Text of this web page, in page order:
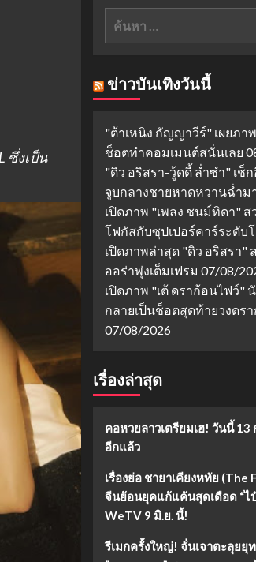
ซึ่งเป็น
ค้นหา
ข่าวบันเทิงวันนี้
"ต้าเหนิง กัญญาวีร์" เผยภ
ช็อตทำคอมเมนต์สนั่นเลย
"ดิว อริสรา-วู้ดดี้ ล่ำซำ" เช็
จูบกลางชายหาดหวานฉ่ำม
เปิดภาพ "เพลง ชนม์ทิดา" ส
โฟกัสกับซุปเปอร์คาร์ระดับ
เปิดภาพล่าสุด "ดิว อริสรา"
ออร่าพุ่งเต็มเฟรม 07/08/
เปิดภาพ "เต้ ดราก้อนไฟว์"
กลายเป็นช็อตสุดท้ายวงดร
07/08/2026
เรื่องล่าสุด
คอหวยลาวเตรียมเฮ! วันนี้
อีกแล้ว
เรื่องย่อ ชายาเคียงหทัย (The
จีนย้อนยุคแก้แค้นสุดเดือด “ไป๋
WeTV 9 มิ.ย. นี้!
รีเมกครั้งใหญ่! จั่นเจาตะลุยยุ